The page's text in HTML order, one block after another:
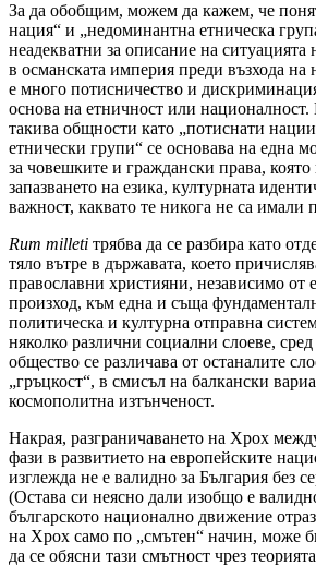
За да обобщим, можем да кажем, че
нация“ и „недоминантна етническа
неадекватни за описание на ситуацията
в османската империя преди възхода
е много потисничество и
основа на етничност или националност.
такива общности като „потиснати
етнически групи“ се основава на една
за човешките и граждански права,
запазването на езика, културната
важност, каквато те никога не са имали
Rum milleti трябва да се разбира като
тяло вътре в държавата, което
православни християни, независимо от
произход, към една и съща
политическа и културна отправна
няколко различни социални слоеве,
общество се различава от останалите
„гръцкост“, в смисъл на балкански
космополитна изтънченост.
Накрая, разграничаването на Хрох
фази в развитието на европейските
изглежда не е валидно за България без
(Остава си неясно дали изобщо е
българското национално движение
на Хрох само по „смътен“ начин, може
да се обясни тази смътност чрез